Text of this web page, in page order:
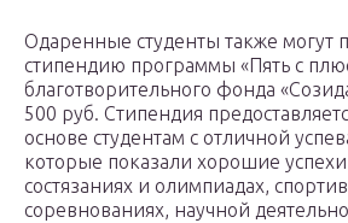
Одаренные студенты также могут
стипендию программы «Пять с
благотворительного фонда
500 руб. Стипендия
основе студентам с отличной
которые показали хорошие
состязаниях и олимпиадах,
соревнованиях, научной